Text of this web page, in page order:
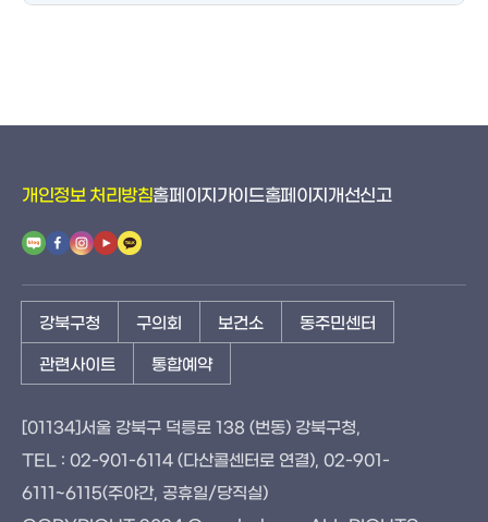
개인정보 처리방침홈페이지가이드홈페이지개선신고
강북구청 구의회 보건소 동주민센터
관련사이트 통합예약
[01134]서울 강북구 덕릉로 138 (번동) 강북구청,
TEL : 02-901-6114 (다산콜센터로 연결), 02-901-
6111~6115(주야간, 공휴일/당직실)